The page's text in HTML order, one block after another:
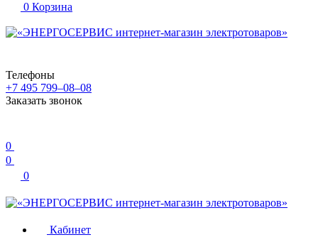
0 Корзина
Телефоны
+7 495 799–08–08
Заказать звонок
0
0
0
Кабинет